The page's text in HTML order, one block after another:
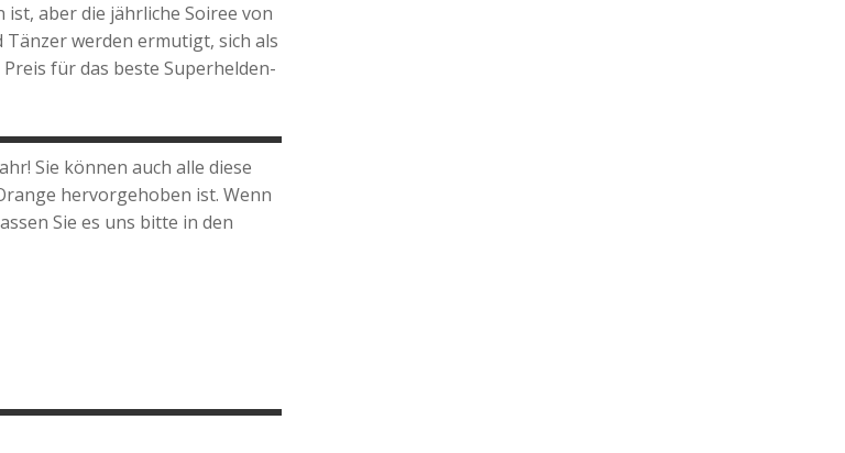
ist, aber die jährliche Soiree von
Tänzer werden ermutigt, sich als
für das beste Superhelden-
Sie können auch alle diese
hervorgehoben ist. Wenn
Sie es uns bitte in den